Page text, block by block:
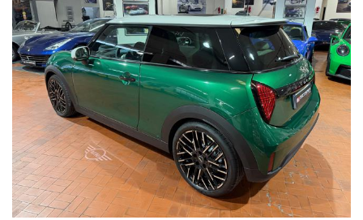
PERVENUTECI E VI INFORMIAMO IN TEMPO REALE CERCANDO
SEMPRE DI TENERE CONTO DELLE VOSTRE ESIGENZE